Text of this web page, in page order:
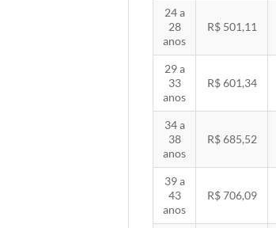
24 a
28
anos
R$ 501,11
29 a
33
anos
R$ 601,34
34 a
38
anos
R$ 685,52
39 a
43
anos
R$ 706,09